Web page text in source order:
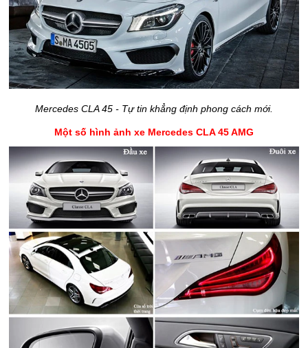
Mercedes CLA 45 - Tự tin khẳng định phong cách mới.
Một số hình ảnh xe Mercedes CLA 45 AMG